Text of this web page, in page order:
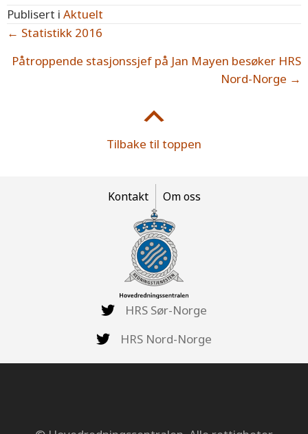
Publisert i Aktuelt
Posts
navigation
← Statistikk 2016
Påtroppende stasjonssjef på Jan Mayen besøker HRS
Nord-Norge →
Tilbake til toppen
Kontakt Om oss
HRS Sør-Norge
HRS Nord-Norge